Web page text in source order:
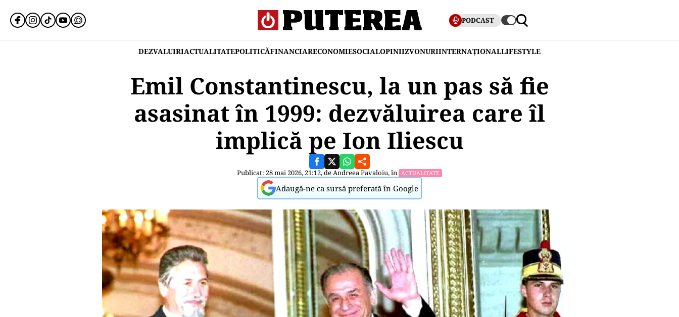
PODCAST
DEZVALUIRIACTUALITATEPOLITICĂFINANCIARECONOMIESOCIALOPINIIZVONURIINTERNAȚIONALLIFESTYLE
Emil Constantinescu, la un pas să fie
asasinat în 1999: dezvăluirea care îl
implică pe Ion Iliescu
Publicat: 28 mai 2026, 21:12, deAndreea Pavaloiu, în ACTUALITATE
Adaugă-ne ca sursă preferată în Google